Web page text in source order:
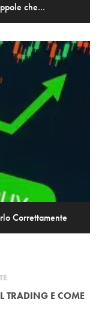
che...
Correttamente
TRADING E COME